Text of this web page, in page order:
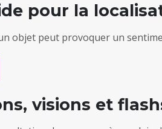
pour la
objet peut provoquer un
visions et